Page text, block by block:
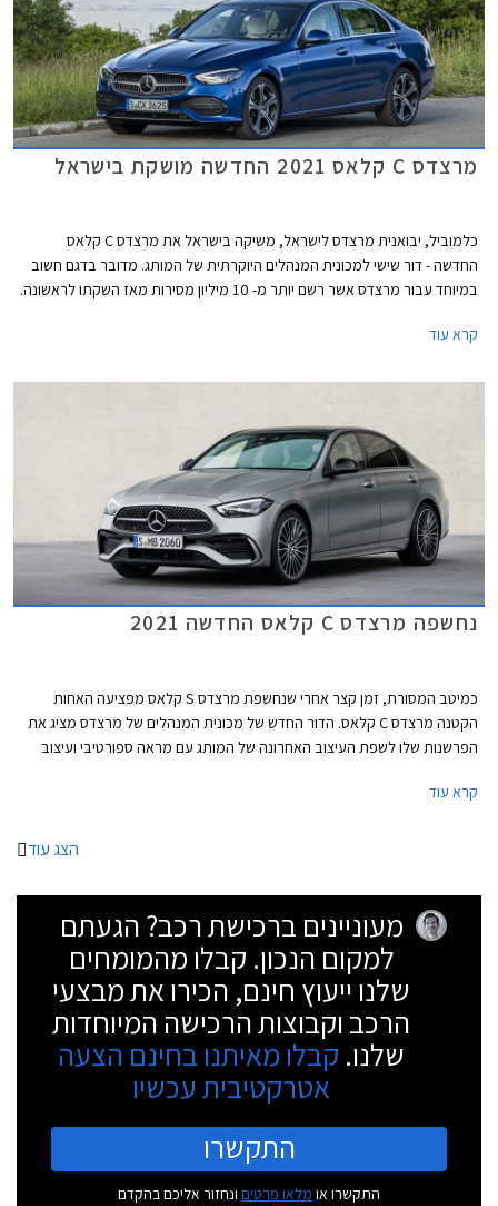
מרצדס C קלאס 2021 החדשה מושקת בישראל
כלמוביל, יבואנית מרצדס לישראל, משיקה בישראל את מרצדס C קלאס
החדשה - דור שישי למכונית המנהלים היוקרתית של המותג. מדובר בדגם חשוב
במיוחד עבור מרצדס אשר רשם יותר מ- 10 מיליון מסירות מאז השקתו לראשונה.
קרא עוד
נחשפה מרצדס C קלאס החדשה 2021
כמיטב המסורת, זמן קצר אחרי שנחשפת מרצדס S קלאס מפציעה האחות
הקטנה מרצדס C קלאס. הדור החדש של מכונית המנהלים של מרצדס מציג את
הפרשנות שלו לשפת העיצוב האחרונה של המותג עם מראה ספורטיבי ועיצוב
עיצוב הדופן נקי עם קו מותניים מעודן ובתחתית הדלתות חגורה בולטת המעניקה
אף הוא מציג עיצוב נאה עם זנב ספורטיבי בזכות קורות C מסיביות וקו חלונות
קרא עוד
הצג עוד
מעוניינים ברכישת רכב? הגעתם
למקום הנכון. קבלו מהמומחים
שלנו ייעוץ חינם, הכירו את מבצעי
הרכב וקבוצות הרכישה המיוחדות
שלנו. קבלו מאיתנו בחינם הצעה
אטרקטיבית עכשיו
התקשרו
התקשרו או מלאו פרטים ונחזור אליכם בהקדם